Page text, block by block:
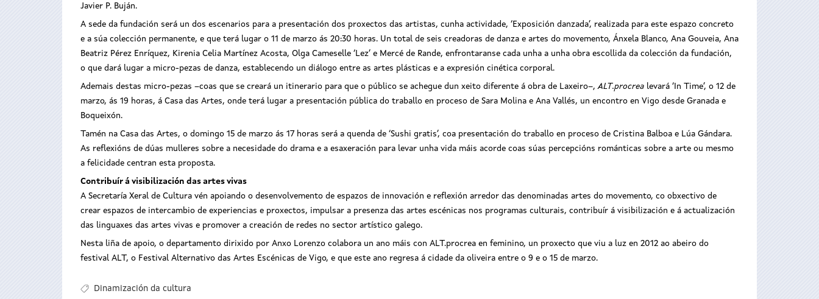
Javier P. Buján.
A sede da fundación será un dos escenarios para a presentación dos proxectos das artistas, cunha actividade, ‘Exposición danzada’, realizada para este espazo concreto
e a súa colección permanente, e que terá lugar o 11 de marzo ás 20:30 horas. Un total de seis creadoras de danza e artes do movemento, Ánxela Blanco, Ana Gouveia, Ana
Beatriz Pérez Enríquez, Kirenia Celia Martínez Acosta, Olga Cameselle ‘Lez’ e Mercé de Rande, enfrontaranse cada unha a unha obra escollida da colección da fundación,
o que dará lugar a micro-pezas de danza, establecendo un diálogo entre as artes plásticas e a expresión cinética corporal.
Ademais destas micro-pezas –coas que se creará un itinerario para que o público se achegue dun xeito diferente á obra de Laxeiro–,ALT.procrea levará ‘In Time’, o 12 de
marzo, ás 19 horas, á Casa das Artes, onde terá lugar a presentación pública do traballo en proceso de Sara Molina e Ana Vallés, un encontro en Vigo desde Granada e
Boqueixón.
Tamén na Casa das Artes, o domingo 15 de marzo ás 17 horas será a quenda de ‘Sushi gratis’, coa presentación do traballo en proceso de Cristina Balboa e Lúa Gándara.
As reflexións de dúas mulleres sobre a necesidade do drama e a esaxeración para levar unha vida máis acorde coas súas percepcións románticas sobre a arte ou mesmo
a felicidade centran esta proposta.
Contribuír á visibilización das artes vivas
A Secretaría Xeral de Cultura vén apoiando o desenvolvemento de espazos de innovación e reflexión arredor das denominadas artes do movemento, co obxectivo de
crear espazos de intercambio de experiencias e proxectos, impulsar a presenza das artes escénicas nos programas culturais, contribuír á visibilización e á actualización
das linguaxes das artes vivas e promover a creación de redes no sector artístico galego.
Nesta liña de apoio, o departamento dirixido por Anxo Lorenzo colabora un ano máis con ALT.procrea en feminino, un proxecto que viu a luz en 2012 ao abeiro do
festival ALT, o Festival Alternativo das Artes Escénicas de Vigo, e que este ano regresa á cidade da oliveira entre o 9 e o 15 de marzo.
Dinamización da cultura